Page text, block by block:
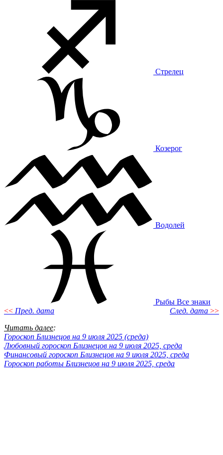
Стрелец
Козерог
Водолей
Рыбы Все знаки
<< Пред. дата След. дата >>
Читать далее:
Гороскоп Близнецов на 9 июля 2025 (среда)
Любовный гороскоп Близнецов на 9 июля 2025, среда
Финансовый гороскоп Близнецов на 9 июля 2025, среда
Гороскоп работы Близнецов на 9 июля 2025, среда